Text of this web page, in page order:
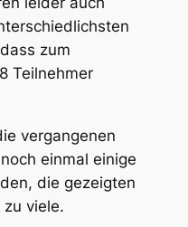
zum
Teilnehmer
vergangenen
einmal einige
die gezeigten
viele.